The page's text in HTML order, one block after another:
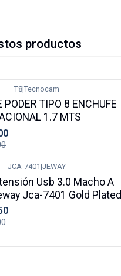
productos
T8|Tecnocam
PODER TIPO 8 ENCHUFE
1.7 MTS
JCA-7401|JEWAY
Usb 3.0 Macho A
Jca-7401 Gold Plated